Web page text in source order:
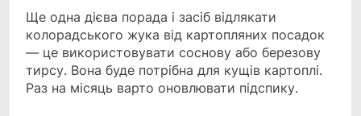
Ще одна дієва порада і засіб відлякати
колорадського жука від картопляних посадок
— це використовувати соснову або березову
тирсу. Вона буде потрібна для кущів картоплі.
Раз на місяць варто оновлювати підспику.